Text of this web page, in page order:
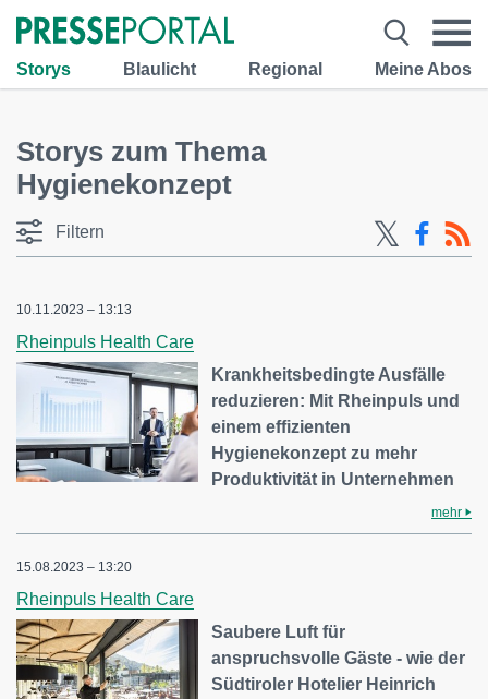
Storys Blaulicht Regional Meine Abos
Storys zum Thema
Hygienekonzept
Filtern
10.11.2023 – 13:13
Rheinpuls Health Care
Krankheitsbedingte Ausfälle
reduzieren: Mit Rheinpuls und
einem effizienten
Hygienekonzept zu mehr
Produktivität in Unternehmen
mehr
15.08.2023 – 13:20
Rheinpuls Health Care
Saubere Luft für
anspruchsvolle Gäste - wie der
Südtiroler Hotelier Heinrich